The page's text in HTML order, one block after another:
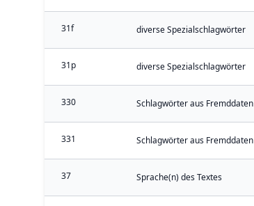
31f diverse Spezialschlagwörter
31p diverse Spezialschlagwörter
330 Schlagwörter aus Fremddaten
331 Schlagwörter aus Fremddaten
37 Sprache(n) des Textes